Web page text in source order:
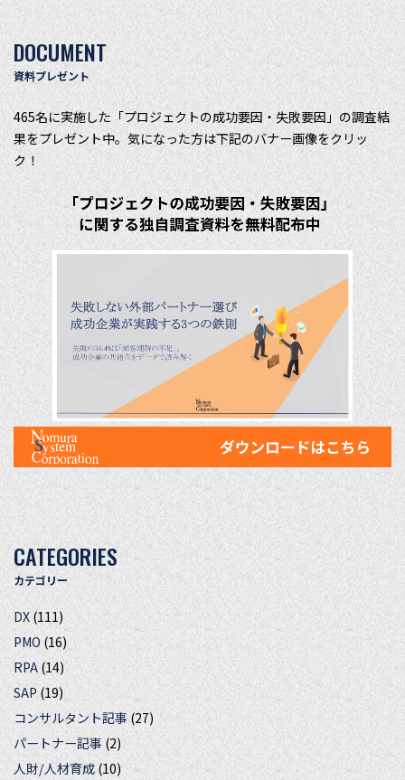
DOCUMENT
資料プレゼント
465名に実施した「プロジェクトの成功要因・失敗要因」の調査結
果をプレゼント中。気になった方は下記のバナー画像をクリッ
ク！
CATEGORIES
カテゴリー
DX (111)
PMO(16)
RPA (14)
SAP (19)
コンサルタント記事 (27)
パートナー記事(2)
人財/人材育成 (10)